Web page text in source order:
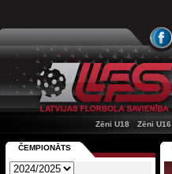
Zēni U18
Zēni U16
ČEMPIONĀTS